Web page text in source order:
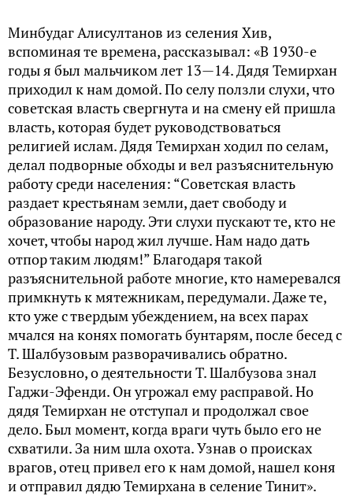
Минбудаг Алисултанов из селения Хив,
вспоминая те времена, рассказывал: «В 1930-е
годы я был мальчиком лет 13—14. Дядя Темирхан
приходил к нам домой. По селу ползли слухи, что
советская власть свергнута и на смену ей пришла
власть, которая будет руководствоваться
религией ислам. Дядя Темирхан ходил по селам,
делал подворные обходы и вел разъяснительную
работу среди населения: “Советская власть
раздает крестьянам земли, дает свободу и
образование народу. Эти слухи пускают те, кто не
хочет, чтобы народ жил лучше. Нам надо дать
отпор таким людям!” Благодаря такой
разъяснительной работе многие, кто намеревался
примкнуть к мятежникам, передумали. Даже те,
кто уже с твердым убеждением, на всех парах
мчался на конях помогать бунтарям, после бесед с
Т. Шалбузовым разворачивались обратно.
Безусловно, о деятельности Т. Шалбузова знал
Гаджи-Эфенди. Он угрожал ему расправой. Но
дядя Темирхан не отступал и продолжал свое
дело. Был момент, когда враги чуть было его не
схватили. За ним шла охота. Узнав о происках
врагов, отец привел его к нам домой, нашел коня
и отправил дядю Темирхана в селение Тинит».